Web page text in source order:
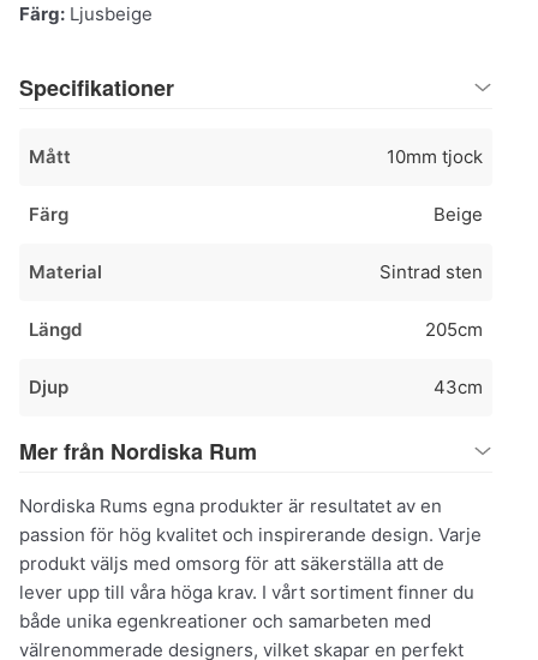
Färg: Ljusbeige
Specifikationer
Mått 10mm tjock
Färg Beige
Material Sintrad sten
Längd 205cm
Djup 43cm
Mer från Nordiska Rum
Nordiska Rums egna produkter är resultatet av en
passion för hög kvalitet och inspirerande design. Varje
produkt väljs med omsorg för att säkerställa att de
lever upp till våra höga krav. I vårt sortiment finner du
både unika egenkreationer och samarbeten med
välrenommerade designers, vilket skapar en perfekt